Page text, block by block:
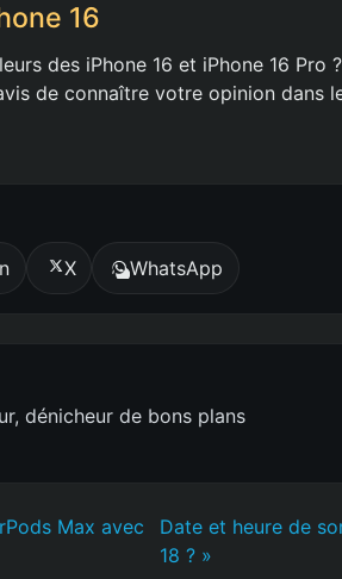
16
des iPhone 16 et iPhone 16 Pro
de connaître votre opinion dans
X WhatsApp
dénicheur de bons plans
Max avec
Date et heure de
18 ? »